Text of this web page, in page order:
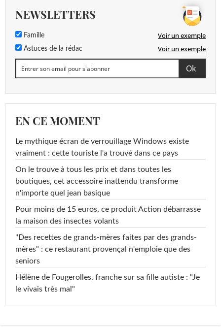
NEWSLETTERS
Famille Voir un exemple
Astuces de la rédac Voir un exemple
EN CE MOMENT
Le mythique écran de verrouillage Windows existe
vraiment : cette touriste l'a trouvé dans ce pays
On le trouve à tous les prix et dans toutes les
boutiques, cet accessoire inattendu transforme
n'importe quel jean basique
Pour moins de 15 euros, ce produit Action débarrasse
la maison des insectes volants
"Des recettes de grands-mères faites par des grands-
mères" : ce restaurant provençal n'emploie que des
seniors
Hélène de Fougerolles, franche sur sa fille autiste : "Je
le vivais très mal"